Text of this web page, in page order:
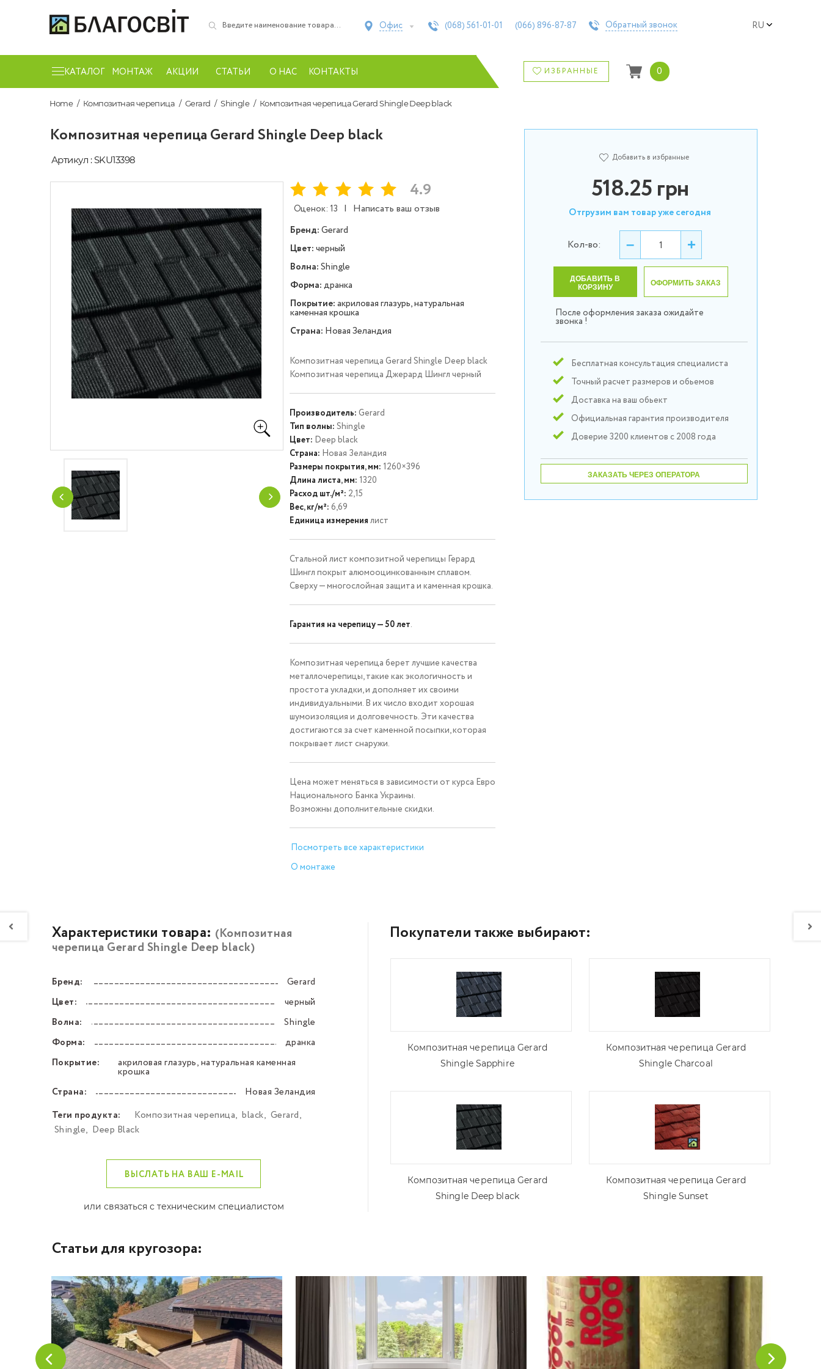
Офис (068) 561-01-01 (066) 896-87-87 Обратный звонок RU
КАТАЛОГ МОНТАЖ АКЦИИ СТАТЬИ О НАС КОНТАКТЫ ИЗБРАННЫЕ 0
Home Композитная черепица Gerard Shingle Композитная черепица Gerard Shingle Deep black
Композитная черепица Gerard Shingle Deep black
Артикул : SKU13398
4.9
Оценок: 13 | Написать ваш отзыв
Бренд:Gerard
Цвет:черный
Волна:Shingle
Форма:дранка
Покрытие:акриловая глазурь, натуральная
каменная крошка
Страна: Новая Зеландия
Композитная черепица Gerard Shingle Deep black
Композитная черепица Джерард Шингл черный
Производитель: Gerard
Тип волны: Shingle
Цвет: Deep black
Страна: Новая Зеландия
Размеры покрытия, мм: 1260×396
Длина листа, мм: 1320
Расход шт./м²: 2,15
Вес, кг/м²: 6,69
Единица измерения лист
Стальной лист композитной черепицы Герард
Шингл покрыт алюмооцинкованным сплавом.
Сверху — многослойная защита и каменная крошка.
Гарантия на черепицу — 50 лет.
Композитная черепица берет лучшие качества
металлочерепицы, такие как экологичность и
простота укладки, и дополняет их своими
индивидуальными. В их число входит хорошая
шумоизоляция и долговечность. Эти качества
достигаются за счет каменной посыпки, которая
покрывает лист снаружи.
Цена может меняться в зависимости от курса Евро
Национального Банка Украины.
Возможны дополнительные скидки.
Посмотреть все характеристики
О монтаже
Добавить в избранные
518.25грн
Отгрузим вам товар уже сегодня
Кол-во: – +
ДОБАВИТЬ В
КОРЗИНУ
ОФОРМИТЬ ЗАКАЗ
После оформления заказа ожидайте
звонка !
Бесплатная консультация специалиста
Точный расчет размеров и обьемов
Доставка на ваш обьект
Официальная гарантия производителя
Доверие 3200 клиентов с 2008 года
ЗАКАЗАТЬ ЧЕРЕЗ ОПЕРАТОРА
Характеристики товара: (Композитная
черепица Gerard Shingle Deep black)
Бренд:
–––––––––––––––––––––––––––––––––––––––––––––
Gerard
Цвет:
–––––––––––––––––––––––––––––––––––––––––––––черный
Волна:
–––––––––––––––––––––––––––––––––––––––––––––Shingle
Форма:
––––––––––––––––––––––––––––––––––––––––––––– дранка
Покрытие:
–––––––––––––––––––––––––––––––––––––––––––––
акриловая глазурь, натуральная каменная
крошка
Страна:
–––––––––––––––––––––––––––––––––––––––––––––
Новая Зеландия
Теги продукта:
Композитная черепица, black, Gerard,
Shingle, Deep Black
ВЫСЛАТЬ НА ВАШ E-MAIL
или связаться с техническим специалистом
Покупатели также выбирают:
Композитная черепица Gerard
Shingle Sapphire
Композитная черепица Gerard
Shingle Сharcoal
Композитная черепица Gerard
Shingle Deep black
Композитная черепица Gerard
Shingle Sunset
Статьи для кругозора: